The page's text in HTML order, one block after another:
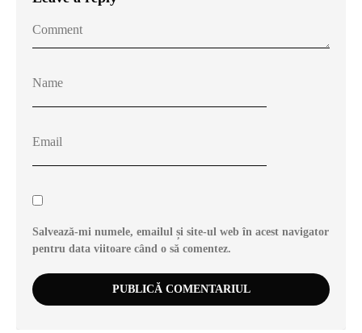
Salvează-mi numele, emailul și site-ul web în acest navigator
pentru data viitoare când o să comentez.